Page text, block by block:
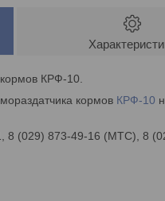
КРФ-10.
кормов КРФ-10
8 (029) 873-49-16 (МТС), 8